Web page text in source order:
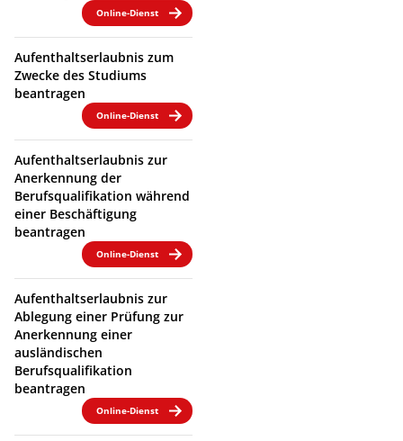
Online-Dienst
Aufenthaltserlaubnis zum
Zwecke des Studiums
beantragen
Online-Dienst
Aufenthaltserlaubnis zur
Anerkennung der
Berufsqualifikation während
einer Beschäftigung
beantragen
Online-Dienst
Aufenthaltserlaubnis zur
Ablegung einer Prüfung zur
Anerkennung einer
ausländischen
Berufsqualifikation
beantragen
Online-Dienst